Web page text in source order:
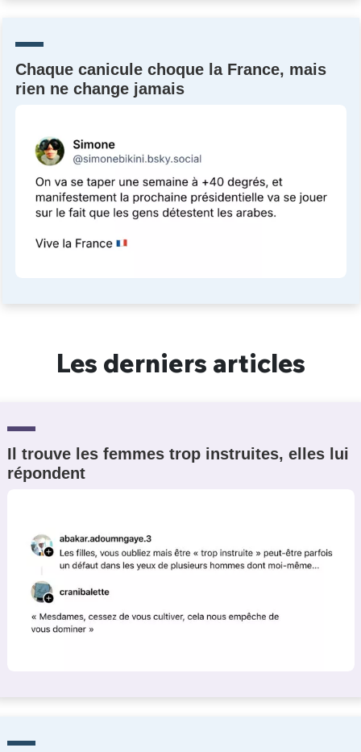
Chaque canicule choque la France, mais
rien ne change jamais
Les derniers articles
Il trouve les femmes trop instruites, elles lui
répondent
C'EST PARTI